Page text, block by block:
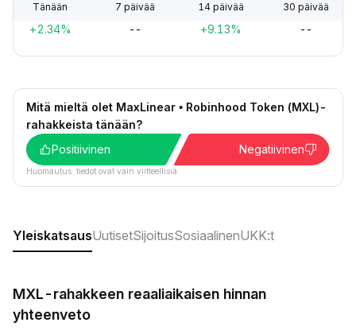
Tänään 7 päivää 14 päivää 30 päivää
+2.34% -- +9.13% --
Mitä mieltä olet MaxLinear • Robinhood Token (MXL)-
rahakkeista tänään?
Positiivinen
Negatiivinen
Huomautus: tiedot ovat vain viitteellisiä.
YleiskatsausUutisetSijoitusSosiaalinenUKK:t
MXL-rahakkeen reaaliaikaisen hinnan
yhteenveto